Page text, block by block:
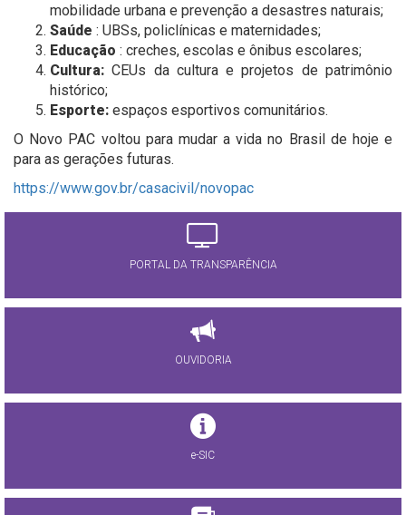
mobilidade urbana e prevenção a desastres naturais;
Saúde : UBSs, policlínicas e maternidades;
Educação : creches, escolas e ônibus escolares;
Cultura:CEUs da cultura e projetos de patrimônio
histórico;
Esporte: espaços esportivos comunitários.
O Novo PAC voltou para mudar a vida no Brasil de hoje e
para as gerações futuras.
https://www.gov.br/casacivil/novopac
PORTAL DA TRANSPARÊNCIA
OUVIDORIA
e-SIC